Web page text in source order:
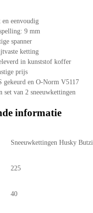
eenvoudig
9 mm
spanner
ketting
in kunststof koffer
prijs
gekeurd en O-Norm V5117
set van 2 sneeuwkettingen
informatie
Sneeuwkettingen Husky Butzi
225
40